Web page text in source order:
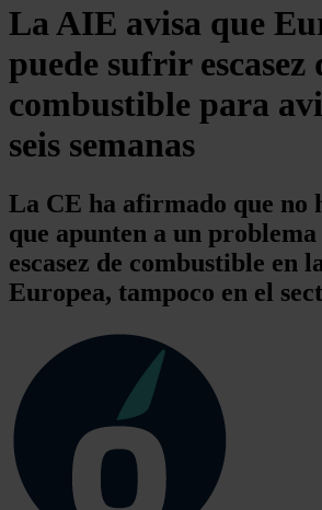
La AIE avisa que
puede sufrir escasez
combustible para
seis semanas
La CE ha afirmado que no
que apunten a un
escasez de combustible en
Europea, tampoco en el